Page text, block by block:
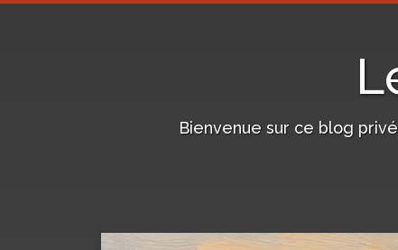
Bienvenue sur ce blog